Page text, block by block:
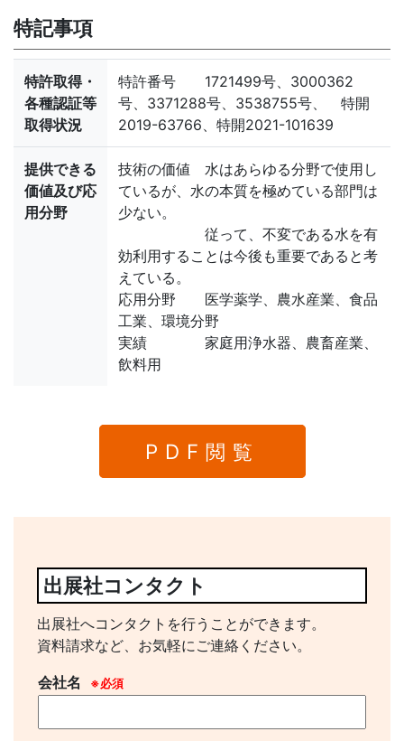
特記事項
特許取得・
各種認証等
取得状況
特許番号 1721499号、3000362
号、3371288号、3538755号、 特開
2019-63766、特開2021-101639
提供できる
価値及び応
用分野
技術の価値 水はあらゆる分野で使用し
ているが、水の本質を極めている部門は
少ない。
従って、不変である水を有
効利用することは今後も重要であると考
えている。
応用分野 医学薬学、農水産業、食品
工業、環境分野
実績 家庭用浄水器、農畜産業、
飲料用
PDF閲覧
出展社コンタクト
出展社へコンタクトを行うことができます。
資料請求など、お気軽にご連絡ください。
会社名 ※必須